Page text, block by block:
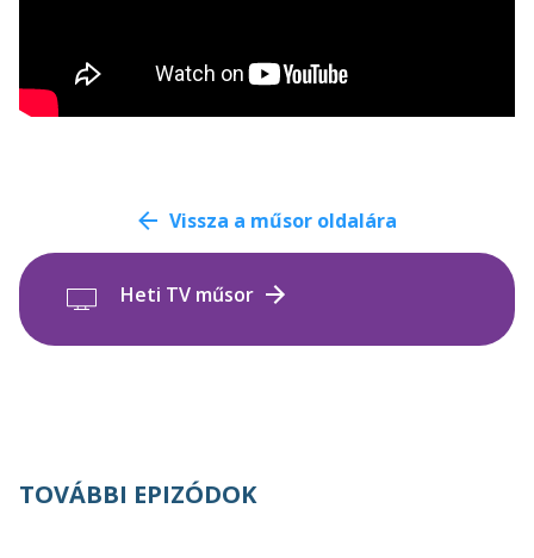
Vissza a műsor oldalára
Heti TV műsor
TOVÁBBI EPIZÓDOK